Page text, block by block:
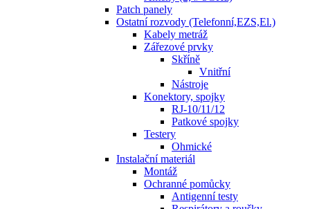
Patch panely
Ostatní rozvody (Telefonní,EZS,El.)
Kabely metráž
Zářezové prvky
Skříně
Vnitřní
Nástroje
Konektory, spojky
RJ-10/11/12
Patkové spojky
Testery
Ohmické
Instalační materiál
Montáž
Ochranné pomůcky
Antigenní testy